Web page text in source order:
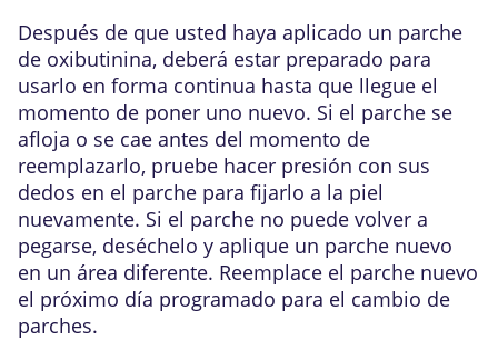
Después de que usted haya aplicado un parche
de oxibutinina, deberá estar preparado para
usarlo en forma continua hasta que llegue el
momento de poner uno nuevo. Si el parche se
afloja o se cae antes del momento de
reemplazarlo, pruebe hacer presión con sus
dedos en el parche para fijarlo a la piel
nuevamente. Si el parche no puede volver a
pegarse, deséchelo y aplique un parche nuevo
en un área diferente. Reemplace el parche nuevo
el próximo día programado para el cambio de
parches.